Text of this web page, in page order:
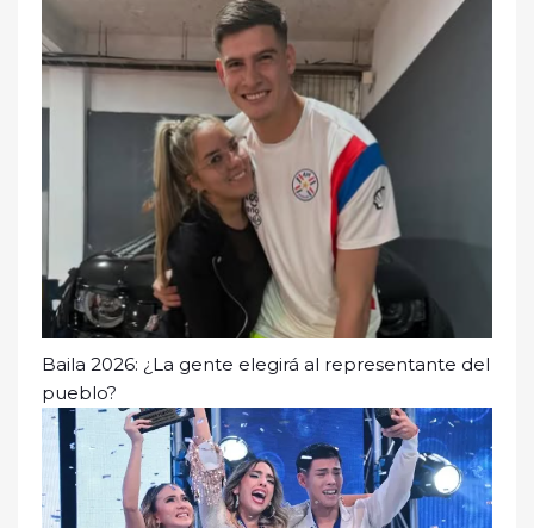
Baila 2026: ¿La gente elegirá al representante del
pueblo?